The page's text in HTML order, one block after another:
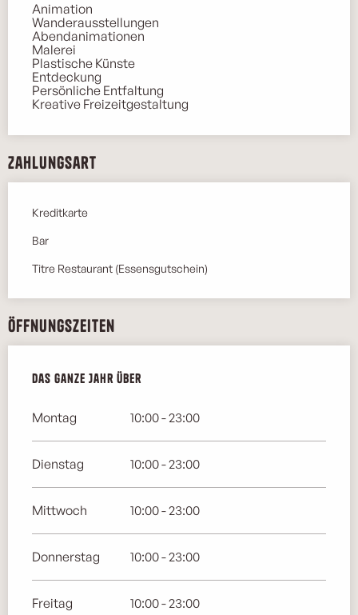
Animation
Wanderausstellungen
Abendanimationen
Malerei
Plastische Künste
Entdeckung
Persönliche Entfaltung
Kreative Freizeitgestaltung
Zahlungsart
Kreditkarte
Bar
Titre Restaurant (Essensgutschein)
Öffnungszeiten
Das ganze Jahr über
Das ganze Jahr über
Montag 10:00 - 23:00
Dienstag 10:00 - 23:00
Mittwoch 10:00 - 23:00
Donnerstag 10:00 - 23:00
Freitag 10:00 - 23:00